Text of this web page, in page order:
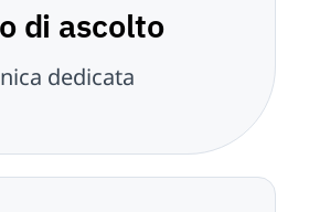
di ascolto
dedicata